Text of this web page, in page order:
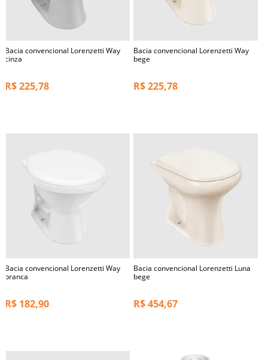
Bacia convencional Lorenzetti Way
cinza
R$225,78
Bacia convencional Lorenzetti Way
bege
R$225,78
Bacia convencional Lorenzetti Way
branca
R$ 182,90
Bacia convencional Lorenzetti Luna
bege
R$454,67